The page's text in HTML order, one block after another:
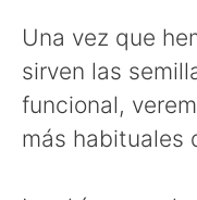
Una vez que
sirven las
funcional,
más habituales